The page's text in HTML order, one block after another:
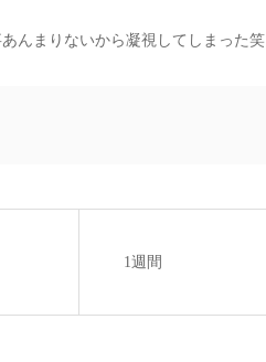
んまりないから凝視してしまった笑
1週間